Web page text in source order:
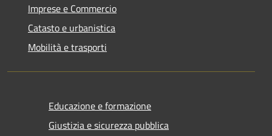
Imprese e Commercio
Catasto e urbanistica
Mobilità e trasporti
Educazione e formazione
Giustizia e sicurezza pubblica